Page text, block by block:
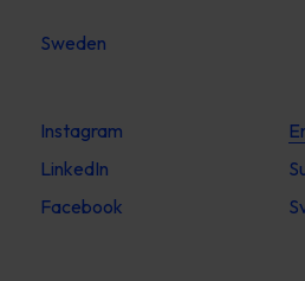
Sweden
Instagram
LinkedIn
Facebook